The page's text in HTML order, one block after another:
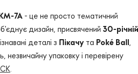
7A - це не просто тематичний
дизайн, присвячений 30-річній
деталі з Пікачу та Poké Ball,
незвичайну упаковку і перевірену
.